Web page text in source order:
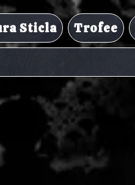
Sticla Trofee